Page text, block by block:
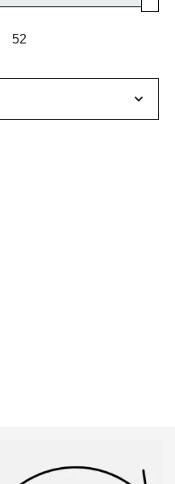
Minimale prijs
Maximale prijs